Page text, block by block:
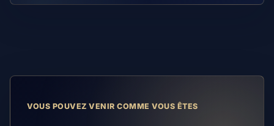
VOUS POUVEZ VENIR COMME VOUS ÊTES